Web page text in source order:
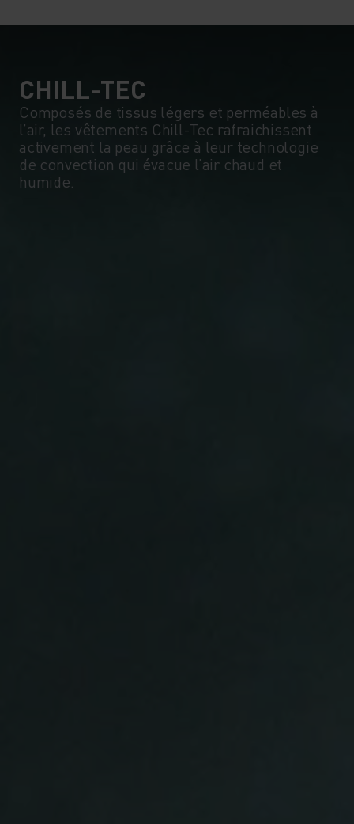
CHILL-TEC
Composés de tissus légers et perméables à
l’air, les vêtements Chill-Tec rafraichissent
activement la peau grâce à leur technologie
de convection qui évacue l’air chaud et
humide.